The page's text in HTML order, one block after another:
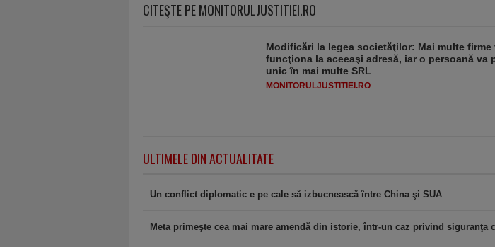
CITEŞTE PE MONITORULJUSTITIEI.RO
Modificări la legea societăţilor: Mai multe firme
funcţiona la aceeaşi adresă, iar o persoană va
unic în mai multe SRL
MONITORULJUSTITIEI.RO
ULTIMELE DIN ACTUALITATE
Un conflict diplomatic e pe cale să izbucnească între China şi SUA
Meta primeşte cea mai mare amendă din istorie, într-un caz privind siguranţa